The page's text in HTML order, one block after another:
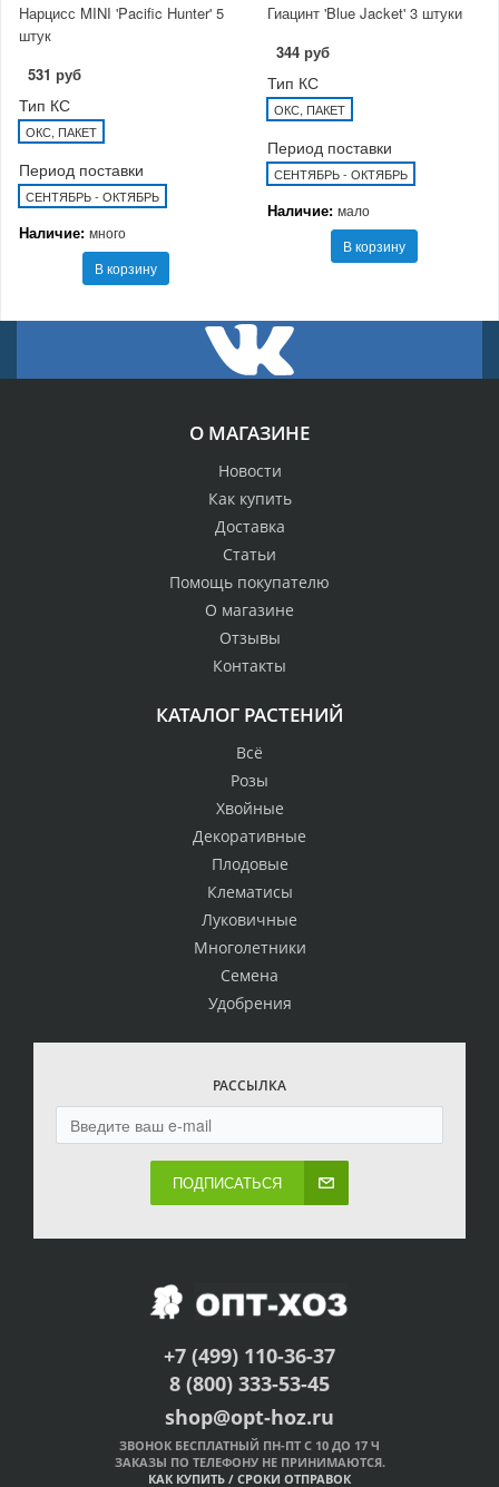
Нарцисс MINI 'Pacific Hunter' 5
штук
531 руб
Тип КС
ОКС, ПАКЕТ
Период поставки
СЕНТЯБРЬ - ОКТЯБРЬ
Наличие: много
В корзину
Гиацинт 'Blue Jacket' 3 штуки
344 руб
Тип КС
ОКС, ПАКЕТ
Период поставки
СЕНТЯБРЬ - ОКТЯБРЬ
Наличие: мало
В корзину
О МАГАЗИНЕ
Новости
Как купить
Доставка
Статьи
Помощь покупателю
О магазине
Отзывы
Контакты
КАТАЛОГ РАСТЕНИЙ
Всё
Розы
Хвойные
Декоративные
Плодовые
Клематисы
Луковичные
Многолетники
Семена
Удобрения
РАССЫЛКА
ПОДПИСАТЬСЯ
+7 (499) 110-36-37
8 (800) 333-53-45
shop@opt-hoz.ru
ЗВОНОК БЕСПЛАТНЫЙ ПН-ПТ С 10 ДО 17 Ч
ЗАКАЗЫ ПО ТЕЛЕФОНУ НЕ ПРИНИМАЮТСЯ.
КАК КУПИТЬ / СРОКИ ОТПРАВОК